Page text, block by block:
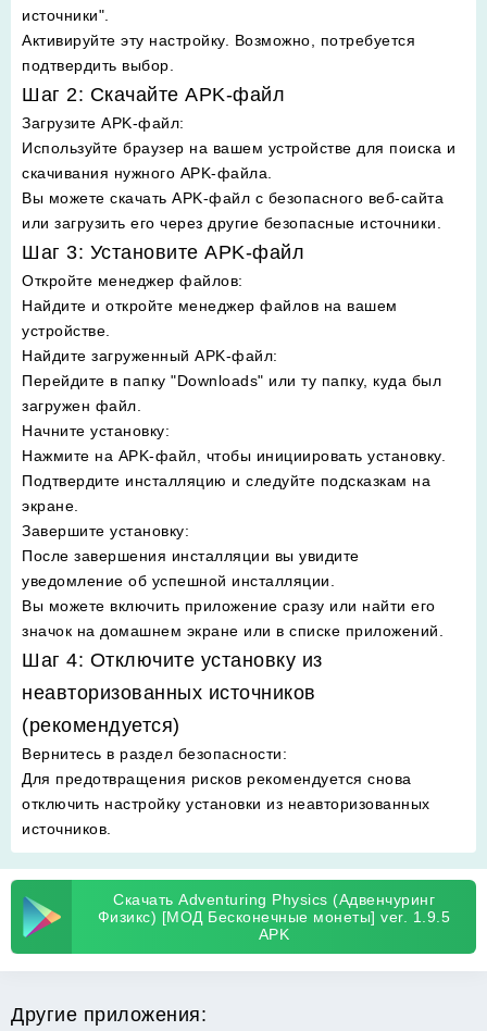
источники".
Активируйте эту настройку. Возможно, потребуется
подтвердить выбор.
Шаг 2: Скачайте APK-файл
Загрузите APK-файл:
Используйте браузер на вашем устройстве для поиска и
скачивания нужного APK-файла.
Вы можете скачать APK-файл с безопасного веб-сайта
или загрузить его через другие безопасные источники.
Шаг 3: Установите APK-файл
Откройте менеджер файлов:
Найдите и откройте менеджер файлов на вашем
устройстве.
Найдите загруженный APK-файл:
Перейдите в папку "Downloads" или ту папку, куда был
загружен файл.
Начните установку:
Нажмите на APK-файл, чтобы инициировать установку.
Подтвердите инсталляцию и следуйте подсказкам на
экране.
Завершите установку:
После завершения инсталляции вы увидите
уведомление об успешной инсталляции.
Вы можете включить приложение сразу или найти его
значок на домашнем экране или в списке приложений.
Шаг 4: Отключите установку из
неавторизованных источников
(рекомендуется)
Вернитесь в раздел безопасности:
Для предотвращения рисков рекомендуется снова
отключить настройку установки из неавторизованных
источников.
Скачать Adventuring Physics (Адвенчуринг
Физикс) [МОД Бесконечные монеты] ver. 1.9.5
APK
Другие приложения: